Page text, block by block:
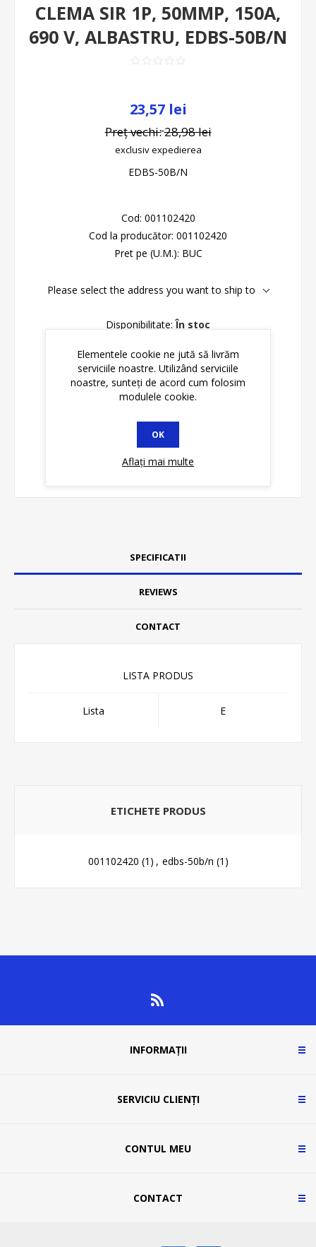
CLEMA SIR 1P, 50MMP, 150A,
690 V, ALBASTRU, EDBS-50B/N
23,57 lei
Preț vechi:28,98 lei
exclusivexpedierea
EDBS-50B/N
Cod: 001102420
Cod la producător: 001102420
Pret pe (U.M.): BUC
Please select the address you want to ship to
Disponibilitate: În stoc
ADAUGĂ ȊN COŞ
SPECIFICATII
REVIEWS
CONTACT
LISTA PRODUS
Lista E
ETICHETE PRODUS
001102420 (1) , edbs-50b/n (1)
INFORMAȚII
SERVICIU CLIENȚI
CONTUL MEU
CONTACT
Elementele cookie ne jută să livrăm
serviciile noastre. Utilizând serviciile
noastre, sunteți de acord cum folosim
modulele cookie.
OK
Aflați mai multe